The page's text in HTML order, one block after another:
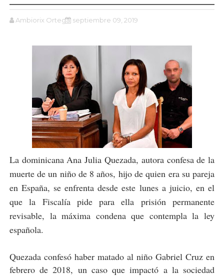
Ambiorix Ortega septiembre 09, 2019
La dominicana Ana Julia Quezada, autora confesa de la
muerte de un niño de 8 años, hijo de quien era su pareja
en España, se enfrenta desde este lunes a juicio, en el
que la Fiscalía pide para ella prisión permanente
revisable, la máxima condena que contempla la ley
española.
Quezada confesó haber matado al niño Gabriel Cruz en
febrero de 2018, un caso que impactó a la sociedad